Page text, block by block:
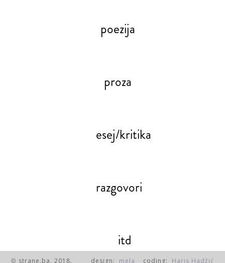
poezija
proza
esej/kritika
razgovori
itd
© strane.ba, 2018. design: mela coding: Haris Hadžić